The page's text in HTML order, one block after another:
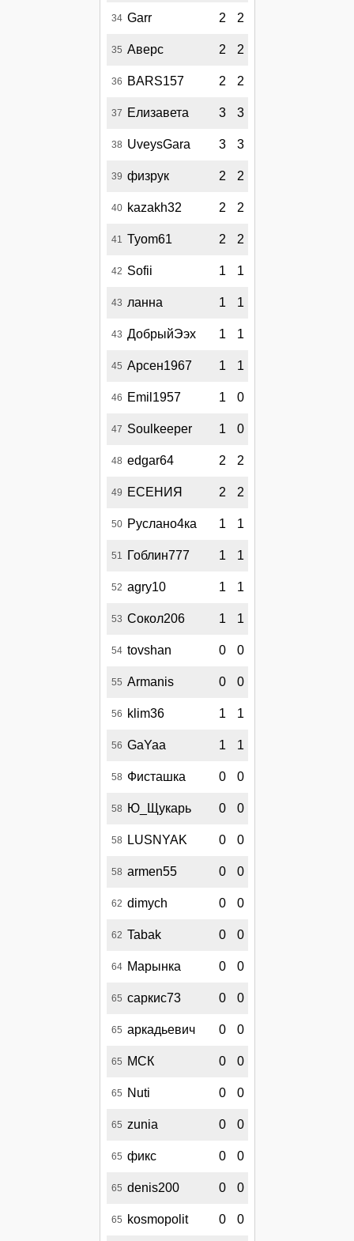
34 Garr 2 2
35 Аверс 2 2
36 BARS157 2 2
37 Елизавета 3 3
38 UveysGara 3 3
39 физрук 2 2
40 kazakh32 2 2
41 Tyom61 2 2
42 Sofii 1 1
43 ланна 1 1
43 ДобрыйЭэх 1 1
45 Арсен1967 1 1
46 Emil1957 1 0
47 Soulkeeper 1 0
48 edgar64 2 2
49 ЕСЕНИЯ 2 2
50 Руслано4ка 1 1
51 Гоблин777 1 1
52 agry10 1 1
53 Сокол206 1 1
54 tovshan 0 0
55 Armanis 0 0
56 klim36 1 1
56 GaYaa 1 1
58 Фисташка 0 0
58 Ю_Щукарь 0 0
58 LUSNYAK 0 0
58 armen55 0 0
62 dimych 0 0
62 Tabak 0 0
64 Марынка 0 0
65 саркис73 0 0
65 аркадьевич 0 0
65 МСК 0 0
65 Nuti 0 0
65 zunia 0 0
65 фикс 0 0
65 denis200 0 0
65 kosmopolit 0 0